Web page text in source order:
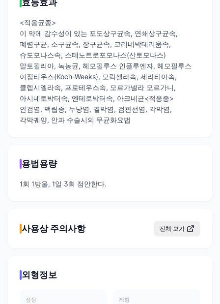
<적응균종>
이 약에 감수성이 있는 포도상구균속, 연쇄상구균속,
폐렴구균, 소구균속, 장구균속, 코리네박테리움속,
슈도모나스속, 스테노트로포모나스(산토모나스)
말토필리아, 녹농균, 헤모필루스 인플루엔자, 헤모필루스
이집티우스(Koch-Weeks), 모락셀라속, 세라티아속,
클렙시엘라속, 프로테우스속, 모르가넬라 모르가니,
아시네토박터속, 엔테로박터속, 아크네균<적응증>
안검염, 맥립종, 누낭염, 결막염, 검판선염, 각막염,
각막궤양, 안과 수술시의 무균화요법
용법용량
1회 1방울, 1일 3회 점안한다.
사용상 주의사항 전체 보기
외형정보
성상 제형